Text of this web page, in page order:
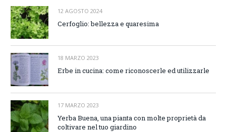
12 AGOSTO 2024
Cerfoglio: bellezza e quaresima
18 MARZO 2023
Erbe in cucina: come riconoscerle ed utilizzarle
17 MARZO 2023
Yerba Buena, una pianta con molte proprietà da
coltivare nel tuo giardino